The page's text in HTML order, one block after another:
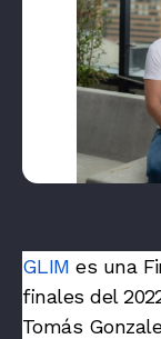
GLIMes una
finales del
Tomás